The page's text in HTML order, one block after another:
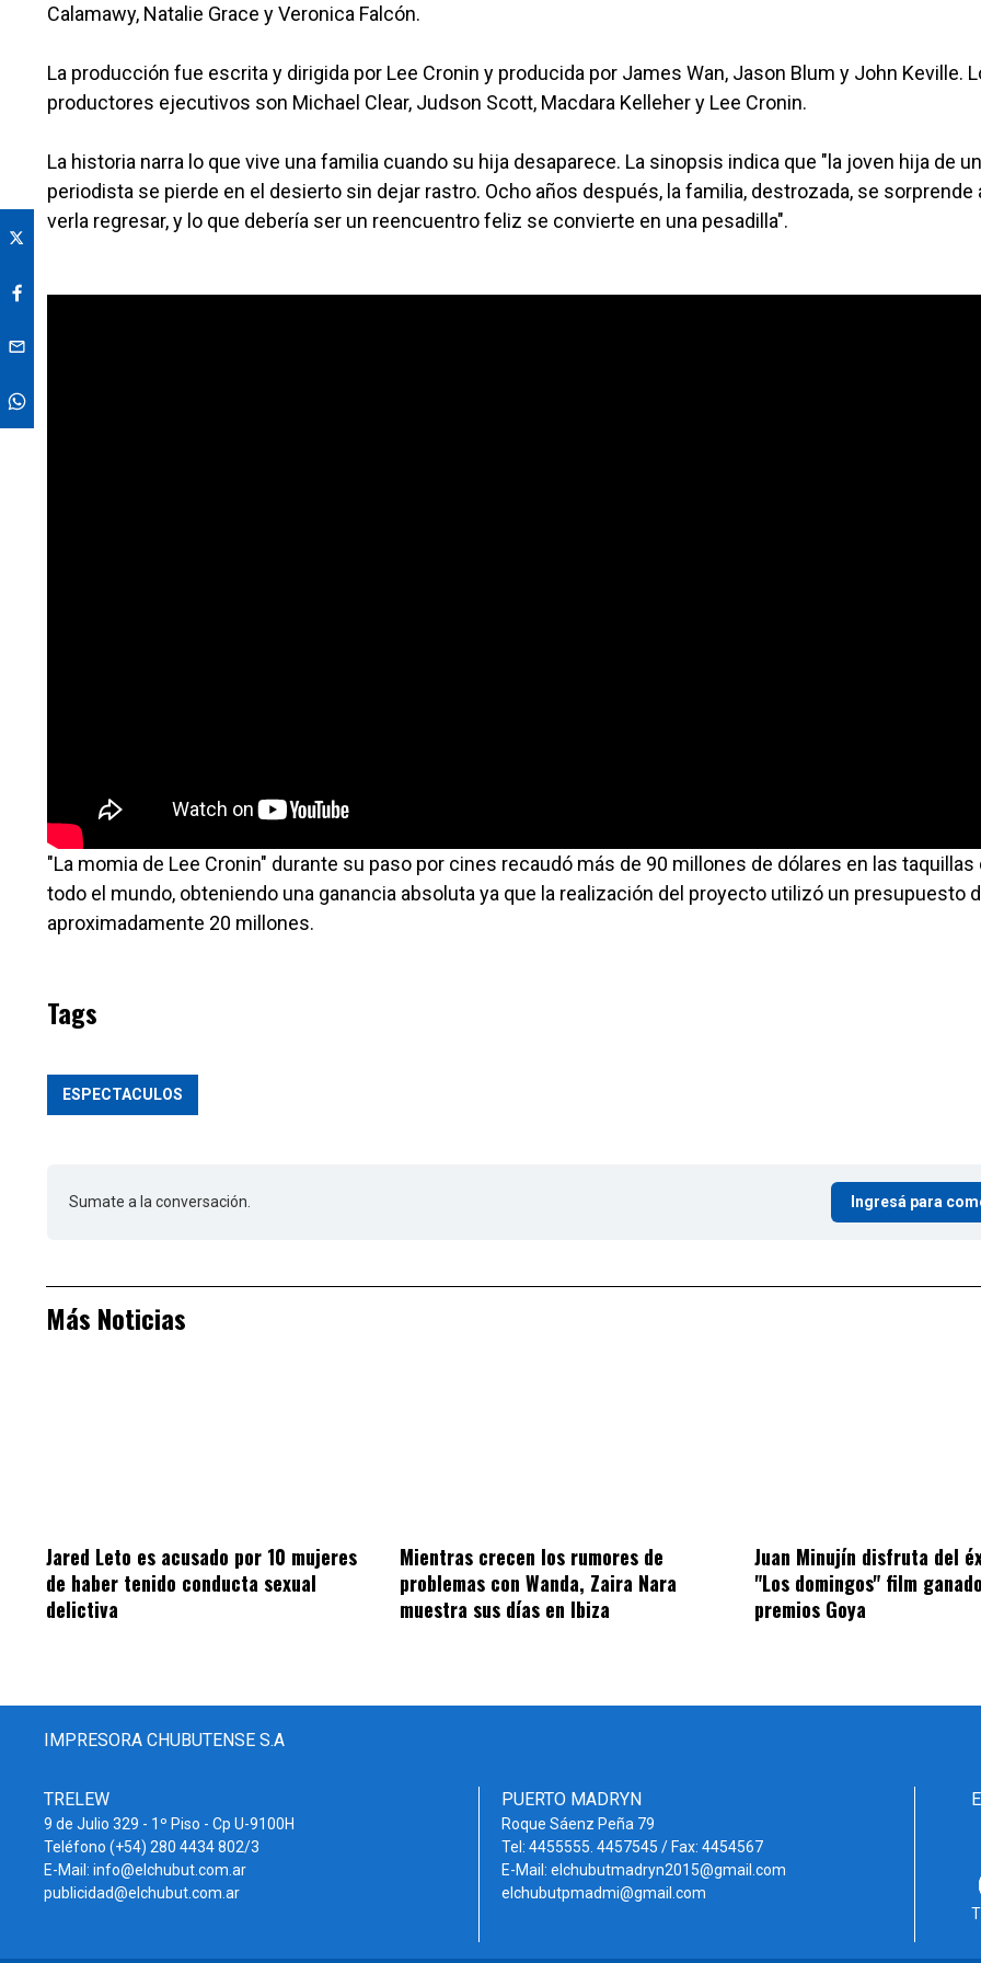
Calamawy, Natalie Grace y Veronica Falcón.
La producción fue escrita y dirigida por Lee Cronin y producida por James Wan, Jason Blum y John Keville.
productores ejecutivos son Michael Clear, Judson Scott, Macdara Kelleher y Lee Cronin.
La historia narra lo que vive una familia cuando su hija desaparece. La sinopsis indica que "la joven hija de un
periodista se pierde en el desierto sin dejar rastro. Ocho años después, la familia, destrozada, se sorprende
verla regresar, y lo que debería ser un reencuentro feliz se convierte en una
"La momia de Lee Cronin" durante su paso por cines recaudó más de 90 millones de dólares en las taquillas
todo el mundo, obteniendo una ganancia absoluta ya que la realización del proyecto utilizó un presupuesto
aproximadamente 20 millones.
Tags
ESPECTACULOS
Sumate a la conversación. Ingresá para
Más Noticias
Jared Leto es acusado por 10 mujeres
de haber tenido conducta sexual
delictiva
Mientras crecen los rumores de
problemas con Wanda, Zaira Nara
muestra sus días en Ibiza
Juan Minujín disfruta del
"Los domingos" film
premios Goya
IMPRESORA CHUBUTENSE S.A
TRELEW
9 de Julio 329 - 1º Piso - Cp U-9100H
Teléfono (+54) 280 4434 802/3
E-Mail: info@elchubut.com.ar
publicidad@elchubut.com.ar
PUERTO MADRYN
Roque Sáenz Peña 79
Tel: 4455555. 4457545 / Fax: 4454567
E-Mail: elchubutmadryn2015@gmail.com
elchubutpmadmi@gmail.com